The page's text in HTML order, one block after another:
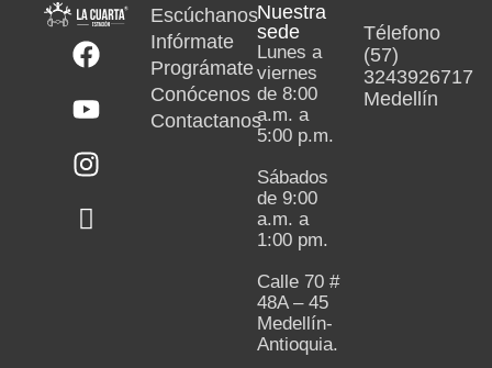
Escúchanos
Infórmate
Prográmate
Conócenos
Contactanos
Nuestra
sede
Lunes a
viernes
de 8:00
a.m. a
5:00 p.m.
Sábados
de 9:00
a.m. a
1:00 pm.
Calle 70 #
48A – 45
Medellín-
Antioquia.
Télefono
(57)
3243926717
Medellín